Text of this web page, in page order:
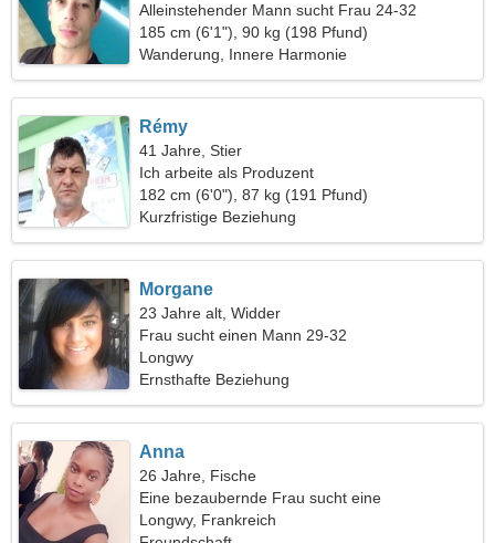
Alleinstehender Mann sucht Frau 24-32
185 cm (6'1"), 90 kg (198 Pfund)
Wanderung, Innere Harmonie
Rémy
41 Jahre, Stier
Ich arbeite als Produzent
182 cm (6'0"), 87 kg (191 Pfund)
Kurzfristige Beziehung
Morgane
23 Jahre alt, Widder
Frau sucht einen Mann 29-32
Longwy
Ernsthafte Beziehung
Anna
26 Jahre, Fische
Eine bezaubernde Frau sucht eine
leidenschaftliche Beziehung
Longwy, Frankreich